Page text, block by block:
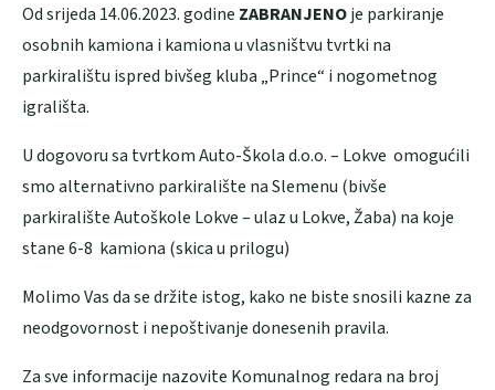
Od srijeda 14.06.2023. godine ZABRANJENOje parkiranje
osobnih kamiona i kamiona u vlasništvu tvrtki na
parkiralištu ispred bivšeg kluba „Prince“ i nogometnog
igrališta.
U dogovoru sa tvrtkom Auto-Škola d.o.o. – Lokve omogućili
smo alternativno parkiralište na Slemenu (bivše
parkiralište Autoškole Lokve – ulaz u Lokve, Žaba) na koje
stane 6-8 kamiona (skica u prilogu)
Molimo Vas da se držite istog, kako ne biste snosili kazne za
neodgovornost i nepoštivanje donesenih pravila.
Za sve informacije nazovite Komunalnog redara na broj